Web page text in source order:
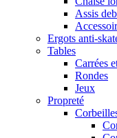
Assis
Ergots anti-
Tables
Carrées
Rondes
Jeux
Propreté